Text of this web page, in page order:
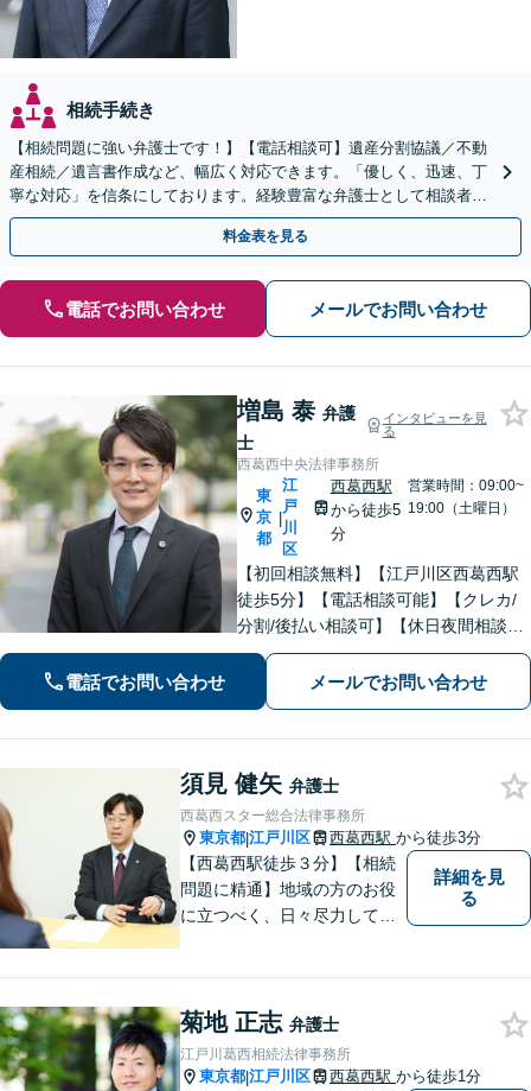
相続手続き
【相続問題に強い弁護士です！】【電話相談可】遺産分割協議／不動
産相続／遺言書作成など、幅広く対応できます。「優しく、迅速、丁
寧な対応」を信条にしております。経験豊富な弁護士として相談者様
のため全力を尽くします。お気軽にご相談ください。
料金表を見る
電話でお問い合わせ メールでお問い合わせ
増島 泰 弁護
士
インタビューを見
る
西葛西中央法律事務所
東
京
都
|
江
戸
川
区
西葛西駅
から徒歩5
分
営業時間：09:00~
19:00（土曜日）
【初回相談無料】【江戸川区西葛西駅
徒歩5分】【電話相談可能】【クレカ/
分割/後払い相談可】【休日夜間相談可
能】地域密着型の事務所です。お悩み
の方はお気軽にご相談ください。実績
と経験が豊富な弁護士が、フットワー
電話でお問い合わせ メールでお問い合わせ
須見 健矢 弁護士
西葛西スター総合法律事務所
東京都|江戸川区 西葛西駅 から徒歩3分
【西葛西駅徒歩３分】【相続
問題に精通】地域の方のお役
に立つべく、日々尽力してお
でお困りの方は、お一人で抱
え込むことなく、お気軽にご
相談ください。
詳細を見
る
菊地 正志 弁護士
江戸川葛西相続法律事務所
東京都|江戸川区 西葛西駅 から徒歩1分